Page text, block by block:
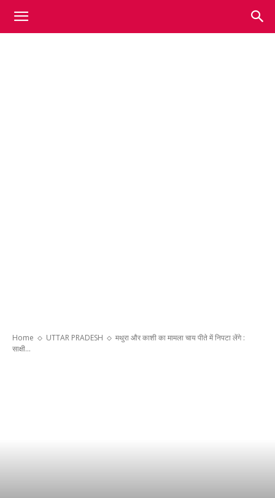
Home UTTAR PRADESH
मथुरा और काशी का मामला चाय पीते में निपटा लेंगे :
साक्षी...